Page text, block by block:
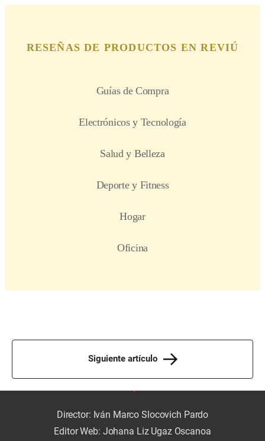
Siguiente artículo
Director: Iván Marco Slocovich Pardo
Editor Web: Johana Liz Ugaz Oscanoa